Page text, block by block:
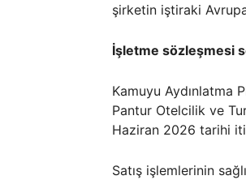
şirketin iştiraki
İşletme sözleşmesi
Kamuyu Aydınlatma
Pantur Otelcilik ve
Haziran 2026 tarihi
Satış işlemlerinin